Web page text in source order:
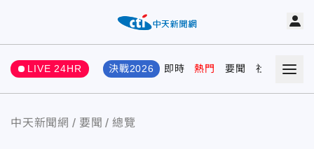
LIVE 24HR 決戰2026 即時 熱門 要聞 社會 娛樂
中天新聞網 要聞 總覽